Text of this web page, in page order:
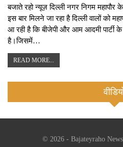
बजाते रहो न्यूज़ दिल्ली नगर निगम
इस बार मिलने जा रहा है दिल्ली वालों को
आ रही है कि बीजेपी और आम आदमी पार्टी
है।जिसमें…
READ MORE...
© 2026 - Bajateyraho